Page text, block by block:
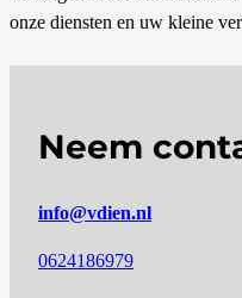
onze diensten en uw kleine
Neem
info@vdien.nl
0624186979